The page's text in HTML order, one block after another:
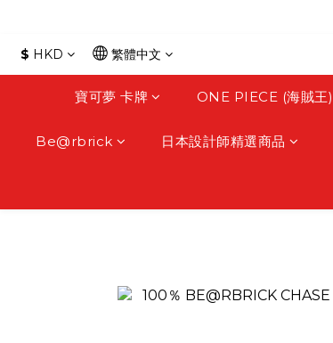
$ HKD 繁體中文
寶可夢 卡牌 ONE PIECE (海賊王)
Be@rbrick 日本設計師精選商品